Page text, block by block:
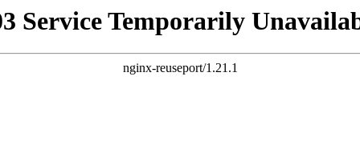
Service Temporarily
nginx-reuseport/1.21.1